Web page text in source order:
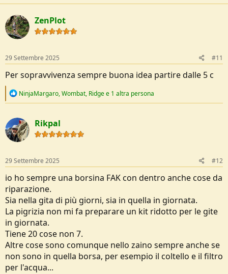
c
t
i
o
n
ZenPlot
29 Settembre 2025 #11
Per sopravvivenza sempre buona idea partire dalle 5 c
R
c
t
i
o
s
:
NinjaMargaro,Wombat, Ridgee 1 altra persona
Rikpal
29 Settembre 2025 #12
io ho sempre una borsina FAK con dentro anche cose da
riparazione.
Sia nella gita di più giorni, sia in quella in giornata.
La pigrizia non mi fa preparare un kit ridotto per le gite
in giornata.
Tiene 20 cose non 7.
Altre cose sono comunque nello zaino sempre anche se
non sono in quella borsa, per esempio il coltello e il filtro
per l'acqua...